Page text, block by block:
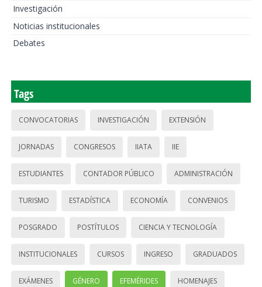
Investigación
Noticias institucionales
Debates
Tags
CONVOCATORIAS INVESTIGACIÓN EXTENSIÓN
JORNADAS CONGRESOS IIATA IIE
ESTUDIANTES CONTADOR PÚBLICO ADMINISTRACIÓN
TURISMO ESTADÍSTICA ECONOMÍA CONVENIOS
POSGRADO POSTÍTULOS CIENCIA Y TECNOLOGÍA
INSTITUCIONALES CURSOS INGRESO GRADUADOS
EXÁMENES GÉNERO EFEMÉRIDES HOMENAJES